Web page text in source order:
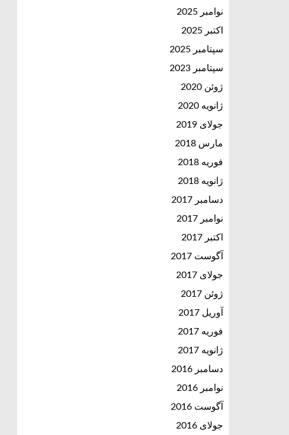
نوامبر 2025
اکتبر 2025
سپتامبر 2025
سپتامبر 2023
ژوئن 2020
ژانویه 2020
جولای 2019
مارس 2018
فوریه 2018
ژانویه 2018
دسامبر 2017
نوامبر 2017
اکتبر 2017
آگوست 2017
جولای 2017
ژوئن 2017
آوریل 2017
فوریه 2017
ژانویه 2017
دسامبر 2016
نوامبر 2016
آگوست 2016
جولای 2016